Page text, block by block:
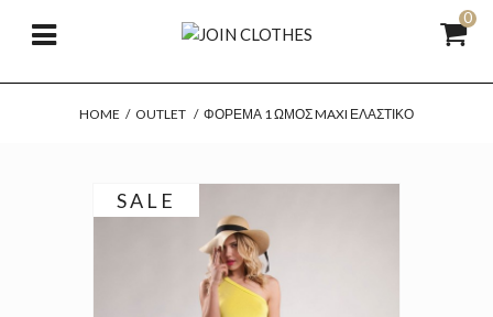
0
HOME / OUTLET / ΦΌΡΕΜΑ 1 ΏΜΟΣ MAXI ΕΛΑΣΤΙΚΌ
SALE